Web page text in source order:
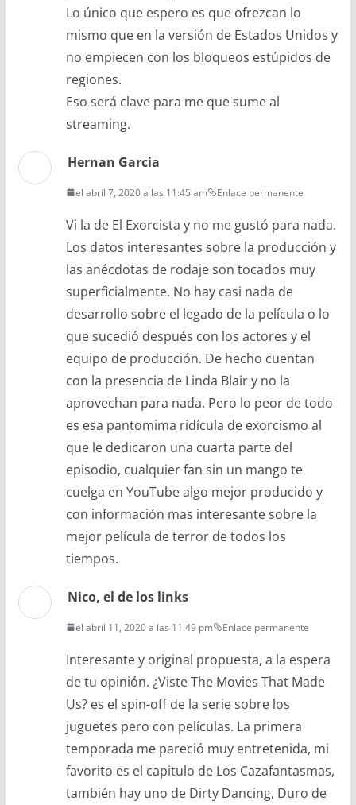
Lo único que espero es que ofrezcan lo
mismo que en la versión de Estados Unidos y
no empiecen con los bloqueos estúpidos de
regiones.
Eso será clave para me que sume al
streaming.
Hernan Garcia
el abril 7, 2020 a las 11:45 am Enlace permanente
Vi la de El Exorcista y no me gustó para nada.
Los datos interesantes sobre la producción y
las anécdotas de rodaje son tocados muy
superficialmente. No hay casi nada de
desarrollo sobre el legado de la película o lo
que sucedió después con los actores y el
equipo de producción. De hecho cuentan
con la presencia de Linda Blair y no la
aprovechan para nada. Pero lo peor de todo
es esa pantomima ridícula de exorcismo al
que le dedicaron una cuarta parte del
episodio, cualquier fan sin un mango te
cuelga en YouTube algo mejor producido y
con información mas interesante sobre la
mejor película de terror de todos los
tiempos.
Nico, el de los links
el abril 11, 2020 a las 11:49 pm Enlace permanente
Interesante y original propuesta, a la espera
de tu opinión. ¿Viste The Movies That Made
Us? es el spin-off de la serie sobre los
juguetes pero con películas. La primera
temporada me pareció muy entretenida, mi
favorito es el capitulo de Los Cazafantasmas,
también hay uno de Dirty Dancing, Duro de